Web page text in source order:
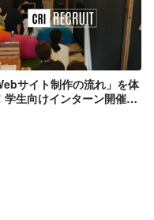
サイト制作の流れ」を体
学生向けインターン開催レ